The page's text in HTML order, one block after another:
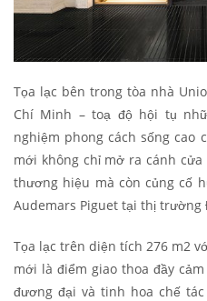
Tọa lạc bên trong tòa nhà
Chí Minh – toạ độ hội tụ
nghiệm phong cách sống cao
mới không chỉ mở ra cánh
thương hiệu mà còn củng cố
Audemars Piguet tại thị trường
Tọa lạc trên diện tích 276 m2
mới là điểm giao thoa đầy
đương đại và tinh hoa chế